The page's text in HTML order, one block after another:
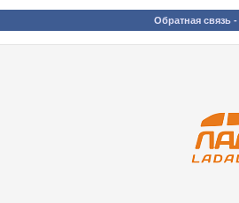
Обратная связь -